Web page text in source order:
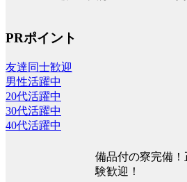
PRポイント
友達同士歓迎
男性活躍中
20代活躍中
30代活躍中
40代活躍中
備品付の寮完備
験歓迎！